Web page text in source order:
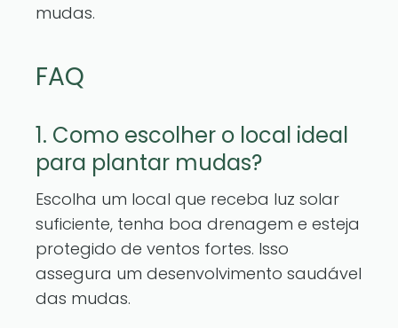
mudas.
FAQ
1. Como escolher o local ideal
para plantar mudas?
Escolha um local que receba luz solar
suficiente, tenha boa drenagem e esteja
protegido de ventos fortes. Isso
assegura um desenvolvimento saudável
das mudas.